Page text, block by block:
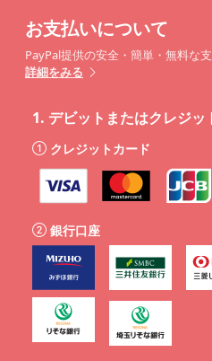
お支払いについて
PayPal提供の安全・簡単・無料な
詳細をみる
1. デビットまたはクレジッ
クレジットカード
銀行口座